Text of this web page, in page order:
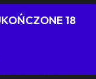
18
towarzyskie
szuka pani